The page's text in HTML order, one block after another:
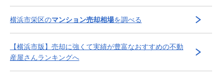
横浜市栄区のマンション売却相場を調べる
【横浜市版】 売却に強くて実績が豊富なおすすめの不動
産屋さんランキングへ